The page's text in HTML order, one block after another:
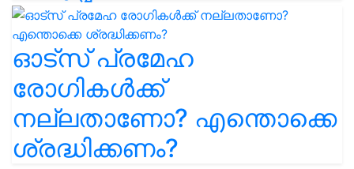
ഓട്സ് പ്രമേഹ
രോഗികൾക്ക്
നല്ലതാണോ? എന്തൊക്കെ
ശ്രദ്ധിക്കണം?